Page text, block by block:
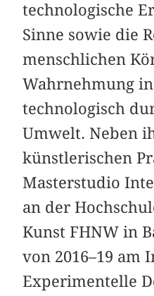
technologische
Sinne sowie die
menschlichen
Wahrnehmung
technologisch
Umwelt. Neben
künstlerischen
Masterstudio
an der
Kunst FHNW in
von 2016–19 am
Experimentelle